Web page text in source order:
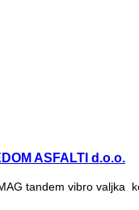
ASFALTI d.o.o.
tandem vibro valjka